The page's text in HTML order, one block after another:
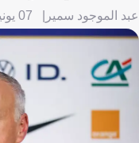
عبد الموجود سمير 07 يونيو 2026